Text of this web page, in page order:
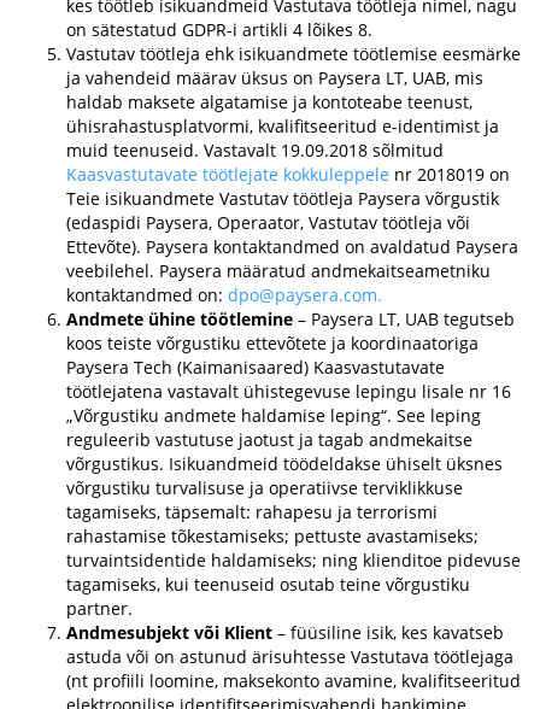
kes töötleb isikuandmeid Vastutava töötleja nimel, nagu
on sätestatud GDPR-i artikli 4 lõikes 8.
Vastutav töötleja ehk isikuandmete töötlemise eesmärke
ja vahendeid määrav üksus on Paysera LT, UAB, mis
haldab maksete algatamise ja kontoteabe teenust,
ühisrahastusplatvormi, kvalifitseeritud e-identimist ja
muid teenuseid. Vastavalt 19.09.2018 sõlmitud
Kaasvastutavate töötlejate kokkuleppele nr 2018019 on
Teie isikuandmete Vastutav töötleja Paysera võrgustik
(edaspidi Paysera, Operaator, Vastutav töötleja või
Ettevõte). Paysera kontaktandmed on avaldatud Paysera
veebilehel. Paysera määratud andmekaitseametniku
kontaktandmed on: dpo@paysera.com.
Andmete ühine töötlemine – Paysera LT, UAB tegutseb
koos teiste võrgustiku ettevõtete ja koordinaatoriga
Paysera Tech (Kaimanisaared) Kaasvastutavate
töötlejatena vastavalt ühistegevuse lepingu lisale nr 16
„Võrgustiku andmete haldamise leping“. See leping
reguleerib vastutuse jaotust ja tagab andmekaitse
võrgustikus. Isikuandmeid töödeldakse ühiselt üksnes
võrgustiku turvalisuse ja operatiivse terviklikkuse
tagamiseks, täpsemalt: rahapesu ja terrorismi
rahastamise tõkestamiseks; pettuste avastamiseks;
turvaintsidentide haldamiseks; ning klienditoe pidevuse
tagamiseks, kui teenuseid osutab teine võrgustiku
partner.
Andmesubjekt või Klient – füüsiline isik, kes kavatseb
astuda või on astunud ärisuhtesse Vastutava töötlejaga
(nt profiili loomine, maksekonto avamine, kvalifitseeritud